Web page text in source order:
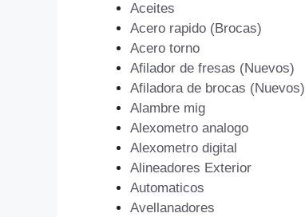
Aceites
Acero rapido (Brocas)
Acero torno
Afilador de fresas (Nuevos)
Afiladora de brocas (Nuevos)
Alambre mig
Alexometro analogo
Alexometro digital
Alineadores Exterior
Automaticos
Avellanadores